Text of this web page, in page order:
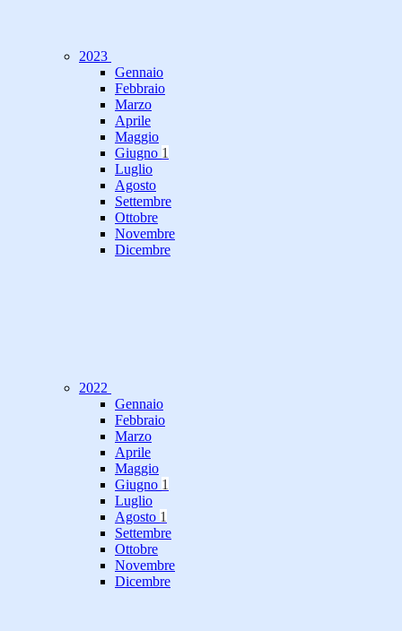
2023
Gennaio
Febbraio
Marzo
Aprile
Maggio
Giugno 1
Luglio
Agosto
Settembre
Ottobre
Novembre
Dicembre
2022
Gennaio
Febbraio
Marzo
Aprile
Maggio
Giugno 1
Luglio
Agosto 1
Settembre
Ottobre
Novembre
Dicembre